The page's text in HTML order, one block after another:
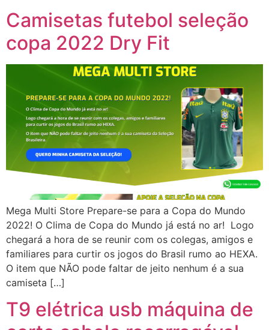
Camisetas futebol seleção
copa 2022 Dry Fit
Mega Multi Store Prepare-se para a Copa do Mundo
2022! O Clima de Copa do Mundo já está no ar! Logo
chegará a hora de se reunir com os colegas, amigos e
familiares para curtir os jogos do Brasil rumo ao HEXA.
O item que NÃO pode faltar de jeito nenhum é a sua
camiseta […]
T9 elétrica usb máquina de